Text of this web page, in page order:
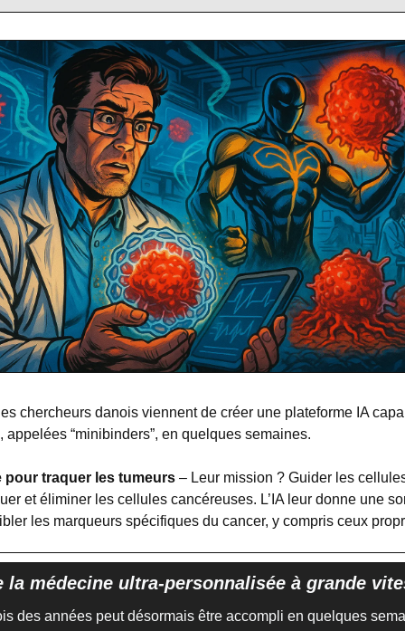
chercheurs danois viennent de créer une plateforme IA
appelées “minibinders”, en quelques semaines.
pour traquer les tumeurs – Leur mission ? Guider les
et éliminer les cellules cancéreuses. L’IA leur donne une
les marqueurs spécifiques du cancer, y compris ceux
la médecine ultra-personnalisée à grande
des années peut désormais être accompli en quelques